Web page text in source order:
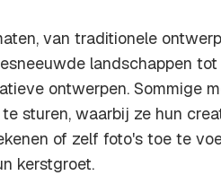
van traditionele
landschappen
ontwerpen. Sommige
sturen, waarbij ze hun
of zelf foto's toe te
kerstgroet.